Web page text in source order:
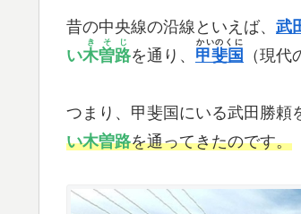
昔の中央線の沿線といえば、 武
い木曽路
きそじ
を通り、 甲斐国
かいのくに
（現
つまり、甲斐国にいる武田勝頼
い木曽路を通ってきたのです。